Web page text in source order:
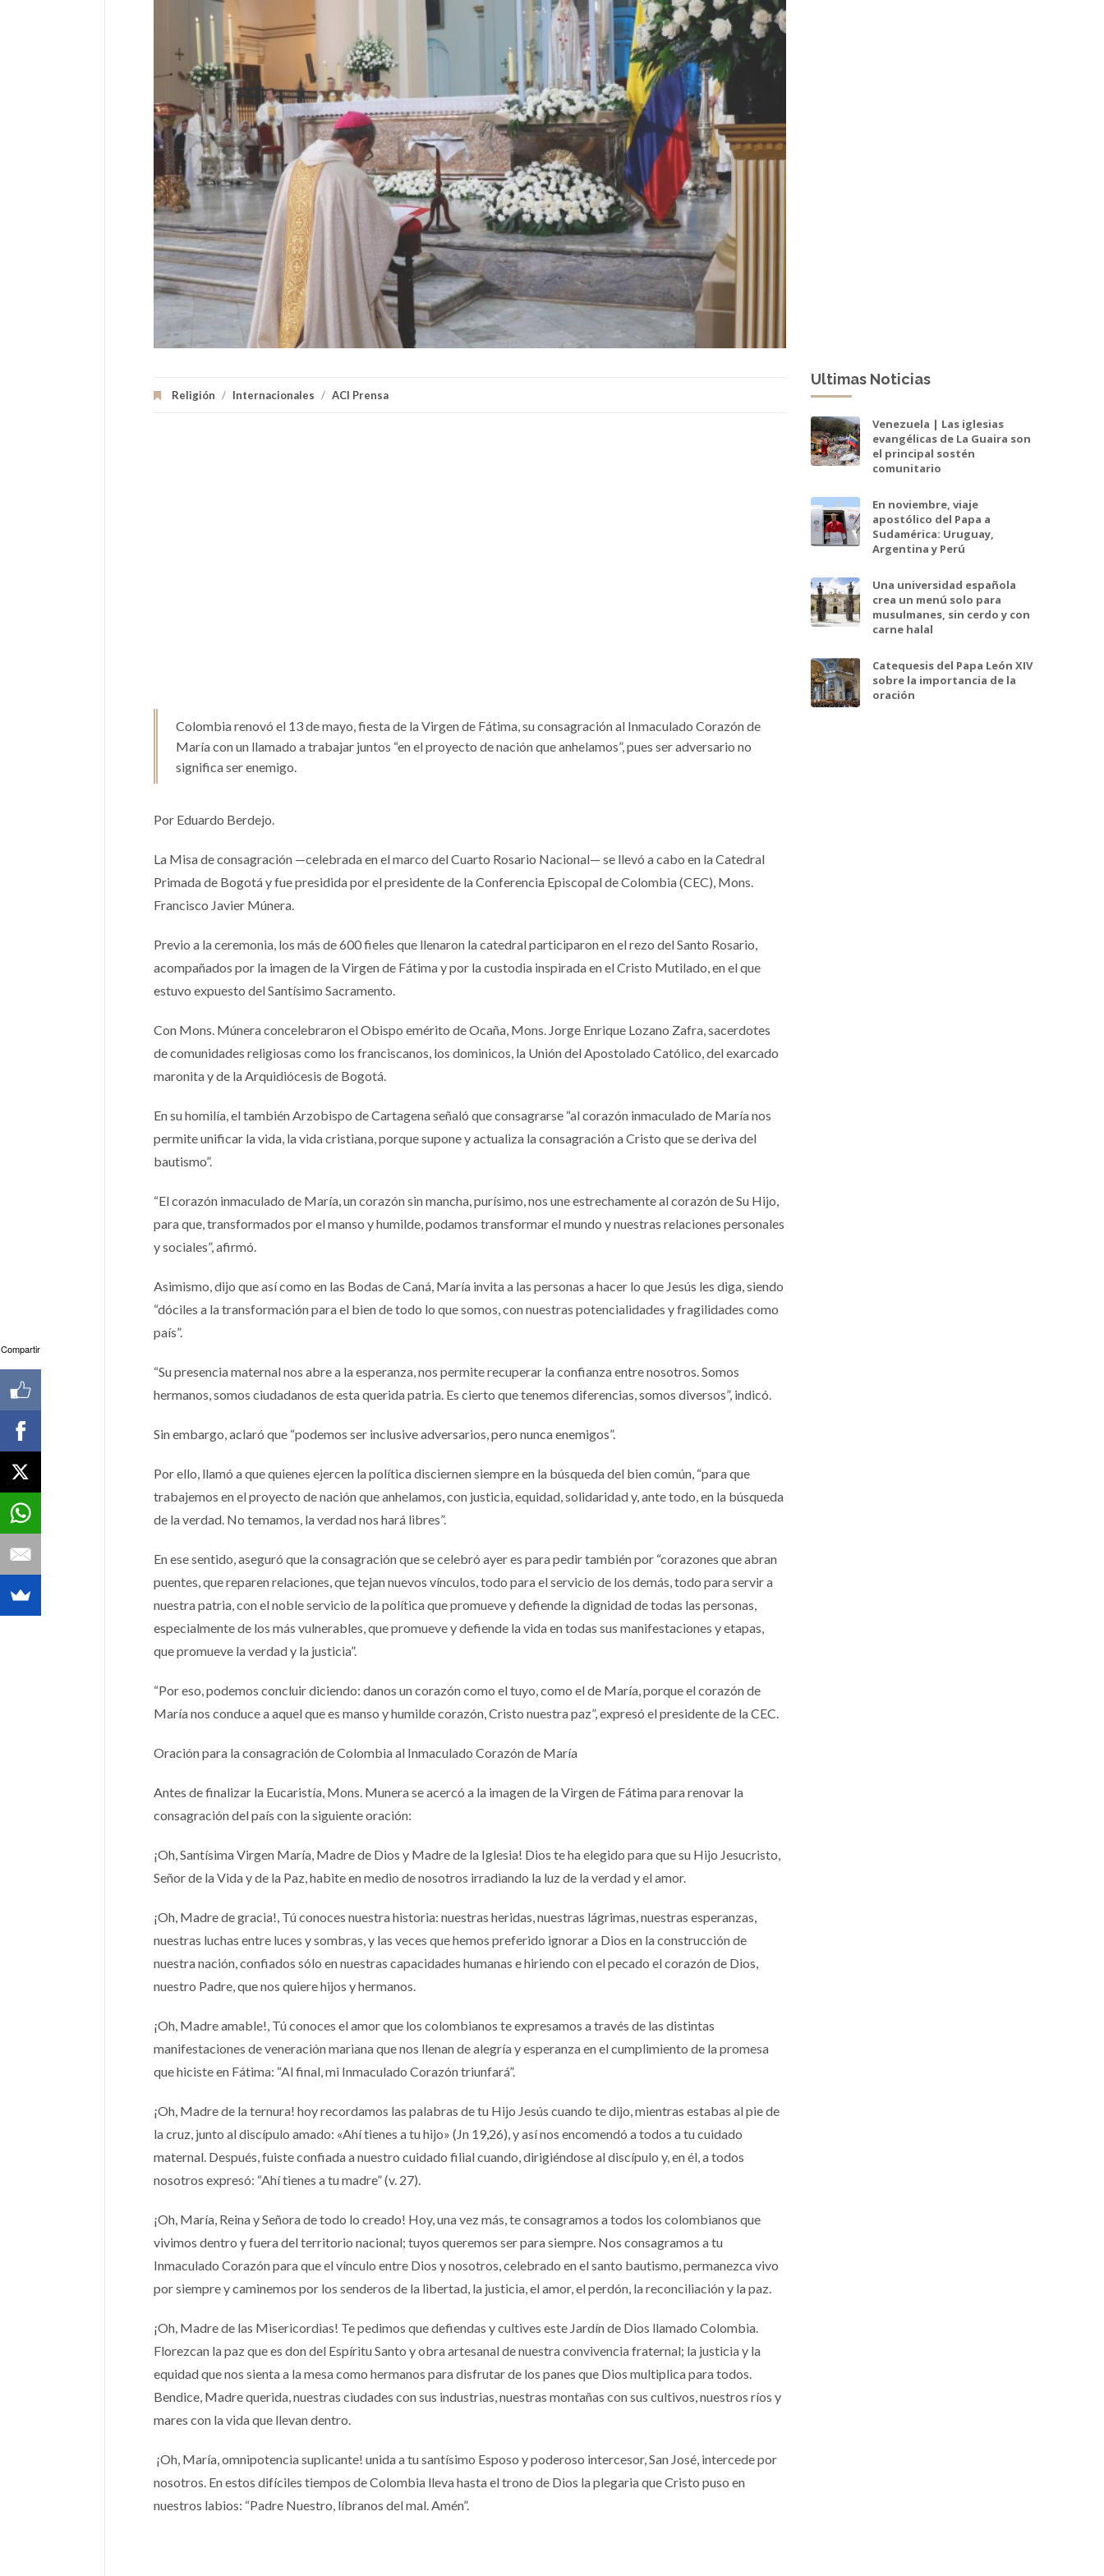
Religión / Internacionales / ACI Prensa
Colombia renovó el 13 de mayo, fiesta de la Virgen de Fátima, su consagración al Inmaculado Corazón de
María con un llamado a trabajar juntos “en el proyecto de nación que anhelamos”, pues ser adversario no
significa ser enemigo.
Por Eduardo Berdejo.
La Misa de consagración —celebrada en el marco del Cuarto Rosario Nacional— se llevó a cabo en la Catedral
Primada de Bogotá y fue presidida por el presidente de la Conferencia Episcopal de Colombia (CEC), Mons.
Francisco Javier Múnera.
Previo a la ceremonia, los más de 600 fieles que llenaron la catedral participaron en el rezo del Santo Rosario,
acompañados por la imagen de la Virgen de Fátima y por la custodia inspirada en el Cristo Mutilado, en el que
estuvo expuesto del Santísimo Sacramento.
Con Mons. Múnera concelebraron el Obispo emérito de Ocaña, Mons. Jorge Enrique Lozano Zafra, sacerdotes
de comunidades religiosas como los franciscanos, los dominicos, la Unión del Apostolado Católico, del exarcado
maronita y de la Arquidiócesis de Bogotá.
En su homilía, el también Arzobispo de Cartagena señaló que consagrarse “al corazón inmaculado de María nos
permite unificar la vida, la vida cristiana, porque supone y actualiza la consagración a Cristo que se deriva del
bautismo”.
“El corazón inmaculado de María, un corazón sin mancha, purísimo, nos une estrechamente al corazón de Su Hijo,
para que, transformados por el manso y humilde, podamos transformar el mundo y nuestras relaciones personales
y sociales”, afirmó.
Asimismo, dijo que así como en las Bodas de Caná, María invita a las personas a hacer lo que Jesús les diga, siendo
“dóciles a la transformación para el bien de todo lo que somos, con nuestras potencialidades y fragilidades como
país”.
“Su presencia maternal nos abre a la esperanza, nos permite recuperar la confianza entre nosotros. Somos
hermanos, somos ciudadanos de esta querida patria. Es cierto que tenemos diferencias, somos diversos”, indicó.
Sin embargo, aclaró que “podemos ser inclusive adversarios, pero nunca enemigos”.
Por ello, llamó a que quienes ejercen la política disciernen siempre en la búsqueda del bien común, “para que
trabajemos en el proyecto de nación que anhelamos, con justicia, equidad, solidaridad y, ante todo, en la búsqueda
de la verdad. No temamos, la verdad nos hará libres”.
En ese sentido, aseguró que la consagración que se celebró ayer es para pedir también por “corazones que abran
puentes, que reparen relaciones, que tejan nuevos vínculos, todo para el servicio de los demás, todo para servir a
nuestra patria, con el noble servicio de la política que promueve y defiende la dignidad de todas las personas,
especialmente de los más vulnerables, que promueve y defiende la vida en todas sus manifestaciones y etapas,
que promueve la verdad y la justicia”.
“Por eso, podemos concluir diciendo: danos un corazón como el tuyo, como el de María, porque el corazón de
María nos conduce a aquel que es manso y humilde corazón, Cristo nuestra paz”, expresó el presidente de la CEC.
Oración para la consagración de Colombia al Inmaculado Corazón de María
Antes de finalizar la Eucaristía, Mons. Munera se acercó a la imagen de la Virgen de Fátima para renovar la
consagración del país con la siguiente oración:
¡Oh, Santísima Virgen María, Madre de Dios y Madre de la Iglesia! Dios te ha elegido para que su Hijo Jesucristo,
Señor de la Vida y de la Paz, habite en medio de nosotros irradiando la luz de la verdad y el amor.
¡Oh, Madre de gracia!, Tú conoces nuestra historia: nuestras heridas, nuestras lágrimas, nuestras esperanzas,
nuestras luchas entre luces y sombras, y las veces que hemos preferido ignorar a Dios en la construcción de
nuestra nación, confiados sólo en nuestras capacidades humanas e hiriendo con el pecado el corazón de Dios,
nuestro Padre, que nos quiere hijos y hermanos.
¡Oh, Madre amable!, Tú conoces el amor que los colombianos te expresamos a través de las distintas
manifestaciones de veneración mariana que nos llenan de alegría y esperanza en el cumplimiento de la promesa
que hiciste en Fátima: “Al final, mi Inmaculado Corazón triunfará”.
¡Oh, Madre de la ternura! hoy recordamos las palabras de tu Hijo Jesús cuando te dijo, mientras estabas al pie de
la cruz, junto al discípulo amado: «Ahí tienes a tu hijo» (Jn 19,26), y así nos encomendó a todos a tu cuidado
maternal. Después, fuiste confiada a nuestro cuidado filial cuando, dirigiéndose al discípulo y, en él, a todos
nosotros expresó: “Ahí tienes a tu madre” (v. 27).
¡Oh, María, Reina y Señora de todo lo creado! Hoy, una vez más, te consagramos a todos los colombianos que
vivimos dentro y fuera del territorio nacional; tuyos queremos ser para siempre. Nos consagramos a tu
Inmaculado Corazón para que el vínculo entre Dios y nosotros, celebrado en el santo bautismo, permanezca vivo
por siempre y caminemos por los senderos de la libertad, la justicia, el amor, el perdón, la reconciliación y la paz.
¡Oh, Madre de las Misericordias! Te pedimos que defiendas y cultives este Jardín de Dios llamado Colombia.
Florezcan la paz que es don del Espíritu Santo y obra artesanal de nuestra convivencia fraternal; la justicia y la
equidad que nos sienta a la mesa como hermanos para disfrutar de los panes que Dios multiplica para todos.
Bendice, Madre querida, nuestras ciudades con sus industrias, nuestras montañas con sus cultivos, nuestros ríos y
mares con la vida que llevan dentro.
¡Oh, María, omnipotencia suplicante! unida a tu santísimo Esposo y poderoso intercesor, San José, intercede por
nosotros. En estos difíciles tiempos de Colombia lleva hasta el trono de Dios la plegaria que Cristo puso en
nuestros labios: “Padre Nuestro, líbranos del mal. Amén”.
Ultimas Noticias
Venezuela | Las iglesias
evangélicas de La Guaira son
el principal sostén
comunitario
En noviembre, viaje
apostólico del Papa a
Sudamérica: Uruguay,
Argentina y Perú
Una universidad española
crea un menú solo para
musulmanes, sin cerdo y con
carne halal
Catequesis del Papa León XIV
sobre la importancia de la
oración
Compartir